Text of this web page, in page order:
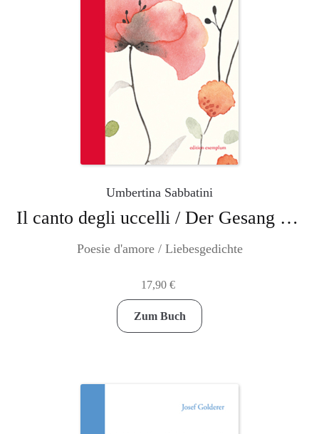
Umbertina Sabbatini
Il canto degli uccelli / Der Gesang der Vögel
Poesie d'amore / Liebesgedichte
17,90€
Zum Buch